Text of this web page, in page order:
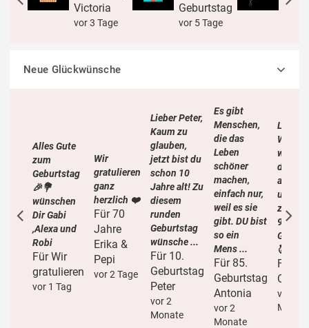
Victoria
vor 3 Tage
Geburtstag
vor 5 Tage
Neue Glückwünsche
Alles Gute
zum
Geburtstag
🎉💐
wünschen
Dir Gabi
,Alexa und
Robi
Für Wir
gratulieren
vor 1 Tag
Wir
gratulieren
ganz
herzlich ❤️
Für 70
Jahre
Erika &
Pepi
vor 2 Tage
Lieber Peter,
Kaum zu
glauben,
jetzt bist du
schon 10
Jahre alt! Zu
diesem
runden
Geburtstag
wünsche ...
Für 10.
Geburtstag
Peter
vor 2
Monate
Es gibt
Menschen,
die das
Leben
schöner
machen,
einfach nur,
weil es sie
gibt. DU bist
so ein
Mens ...
Für 85.
Geburtstag
Antonia
vor 2
Monate
Liebe
Wir
dir
alles
und
zu
95
🥰🎉
Für
Oma
vor 2